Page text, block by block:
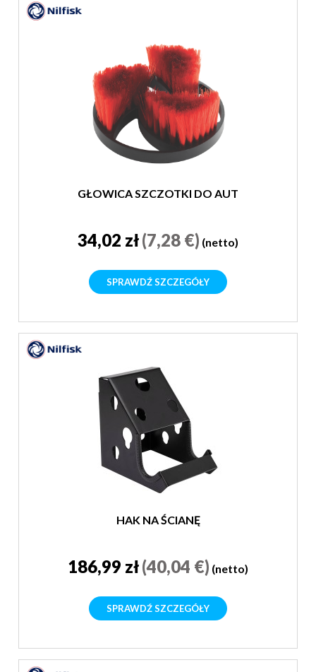
GŁOWICA SZCZOTKI DO AUT
34,02 zł(7,28 €) (netto)
SPRAWDŹ SZCZEGÓŁY
HAK NA ŚCIANĘ
186,99 zł(40,04 €) (netto)
SPRAWDŹ SZCZEGÓŁY